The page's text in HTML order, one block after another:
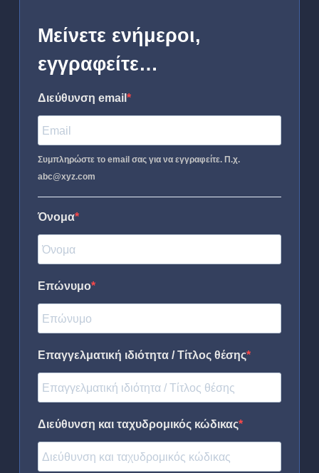
Μείνετε ενήμεροι,
εγγραφείτε…
Διεύθυνση email
Συμπληρώστε το email σας για να εγγραφείτε. Π.χ.
abc@xyz.com
Όνομα
Επώνυμο
Επαγγελματική ιδιότητα / Τίτλος θέσης
Διεύθυνση και ταχυδρομικός κώδικας